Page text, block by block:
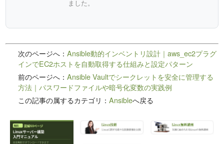
ました。
次のページへ：Ansible動的インベントリ設計｜aws_ec2プラグ
インでEC2ホストを自動取得する仕組みと設定パターン
前のページへ：Ansible Vaultでシークレットを安全に管理する
方法｜パスワードファイルや暗号化変数の実践例
この記事の属するカテゴリ：Ansibleへ戻る